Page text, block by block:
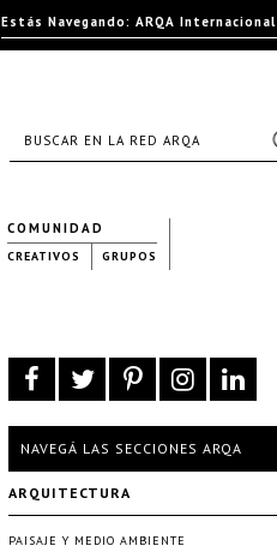
COMUNIDAD
CREATIVOS GRUPOS
NAVEGÁ LAS SECCIONES ARQA
ARQUITECTURA
PAISAJE Y MEDIO AMBIENTE
Estás Navegando: ARQA Internacional